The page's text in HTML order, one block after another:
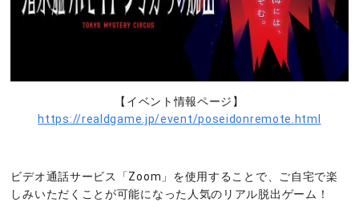
【イベント情報ページ】
https://realdgame.jp/event/poseidonremote.html
ビデオ通話サービス「Zoom」を使用することで、ご自宅で楽
しみいただくことが可能になった人気のリアル脱出ゲーム！